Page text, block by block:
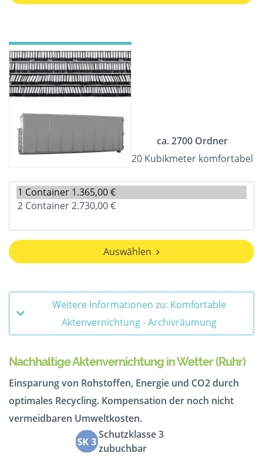
ca. 2700 Ordner
20 Kubikmeter komfortabel
Auswählen
Weitere Informationen zu: Komfortable
Aktenvernichtung - Archivräumung
Nachhaltige Aktenvernichtung in Wetter (Ruhr)
Einsparung von Rohstoffen, Energie und CO2 durch
optimales Recycling. Kompensation der noch nicht
vermeidbaren Umweltkosten.
Schutzklasse 3
zubuchbar